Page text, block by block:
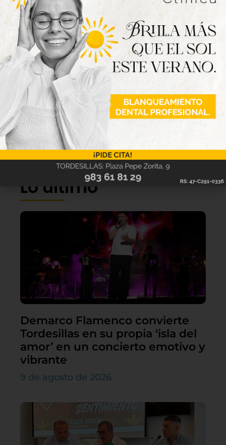
Lo último
Demarco Flamenco convierte
Tordesillas en su propia ‘isla del
amor’ en un concierto emotivo y
vibrante
9 de agosto de 2026